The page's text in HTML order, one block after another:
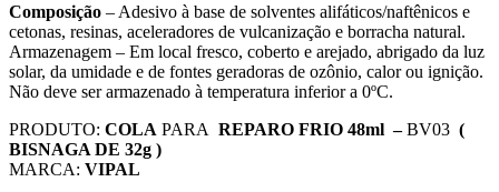
Composição – Adesivo à base de solventes alifáticos/naftênicos e
cetonas, resinas, aceleradores de vulcanização e borracha natural.
Armazenagem – Em local fresco, coberto e arejado, abrigado da luz
solar, da umidade e de fontes geradoras de ozônio, calor ou ignição.
Não deve ser armazenado à temperatura inferior a 0ºC.
PRODUTO: COLA PARA REPARO FRIO 48ml –BV03 (
BISNAGA DE 32g )
MARCA: VIPAL